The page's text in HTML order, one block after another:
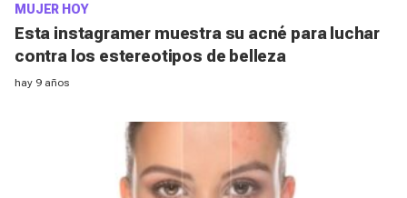
MUJER HOY
Esta instagramer muestra su acné para luchar
contra los estereotipos de belleza
hay 9 años